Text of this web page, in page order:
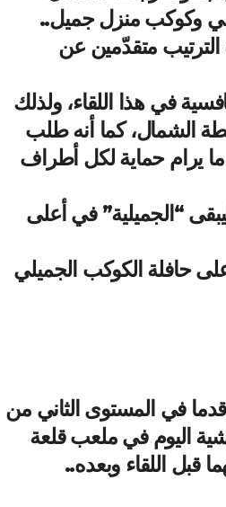
وكوكب منزل جميل..
الترتيب متقدّمين عن
في هذا اللقاء، ولذلك
الشمال، كما أنه طلب
يرام حماية لكل أطراف
انتهت بانتصار كوكب منزل جميل على الأهلي الأندلسي 2-3 ليبقى “الجميلية” في أعلى
على حافلة الكوكب الجميلي
في المستوى الثاني من
اليوم في ملعب قلعة
قبل اللقاء وبعده..